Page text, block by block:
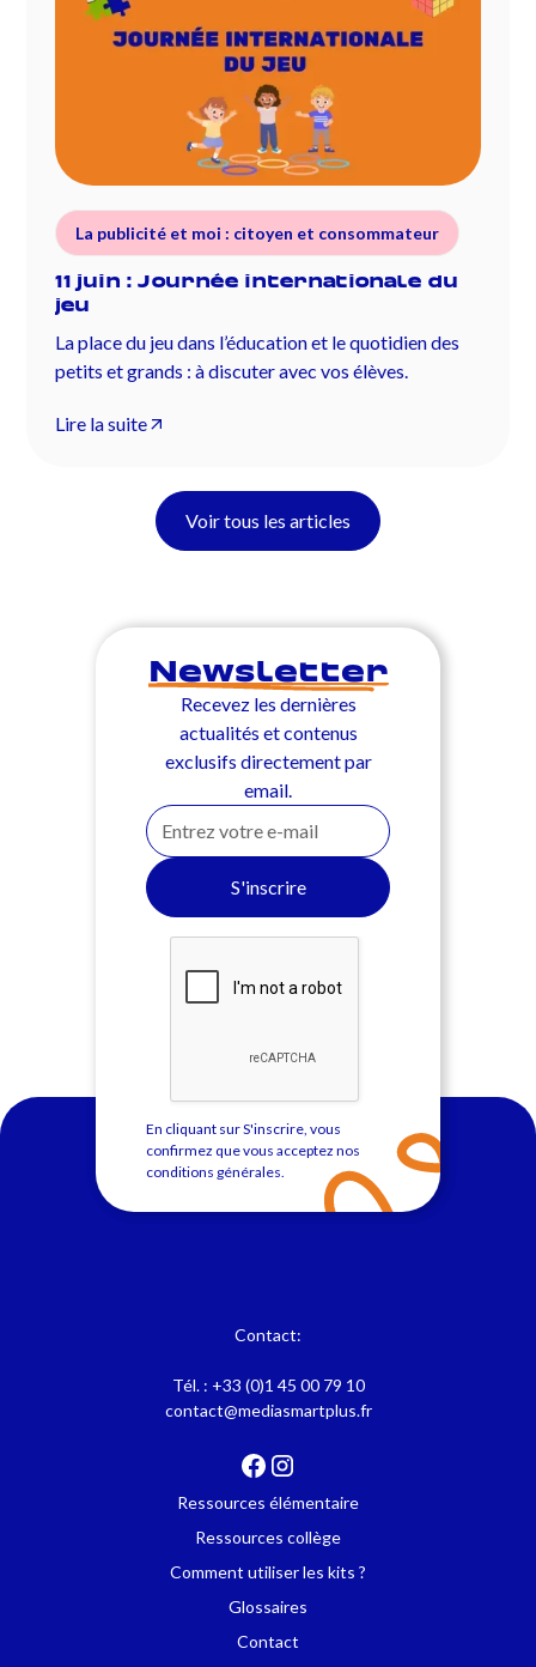
La publicité et moi : citoyen et consommateur
11 juin : Journée internationale du
jeu
La place du jeu dans l’éducation et le quotidien des
petits et grands : à discuter avec vos élèves.
Lire la suite
Voir tous les articles
Newsletter
Recevez les dernières
actualités et contenus
exclusifs directement par
email.
En cliquant sur S'inscrire, vous
confirmez que vous acceptez nos
conditions générales
Contact:
Tél. : +33 (0)1 45 00 79 10
contact@mediasmartplus.fr
Ressources élémentaire
Ressources collège
Comment utiliser les kits ?
Glossaires
Contact